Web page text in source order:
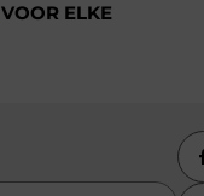
VOOR ELKE